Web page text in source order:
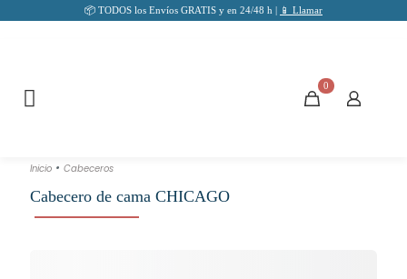
📦 TODOS los Envíos GRATIS y en 24/48 h | 📱 Llamar
0
Inicio • Cabeceros
Cabecero de cama CHICAGO